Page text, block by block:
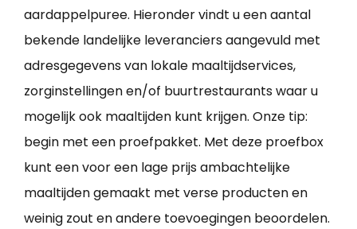
aardappelpuree. Hieronder vindt u een aantal
bekende landelijke leveranciers aangevuld met
adresgegevens van lokale maaltijdservices,
zorginstellingen en/of buurtrestaurants waar u
mogelijk ook maaltijden kunt krijgen. Onze tip:
begin met een proefpakket. Met deze proefbox
kunt een voor een lage prijs ambachtelijke
maaltijden gemaakt met verse producten en
weinig zout en andere toevoegingen beoordelen.